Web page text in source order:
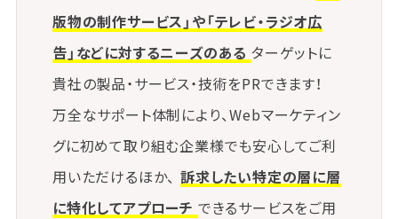
版物の制作サービス」や「テレビ・ラジオ広
告」などに対するニーズのある ターゲットに
貴社の製品・サービス・技術をPRできます！
万全なサポート体制により、Webマーケティン
グに初めて取り組む企業様でも安心してご利
用いただけるほか、 訴求したい特定の層に層
に特化してアプローチ できるサービスをご用